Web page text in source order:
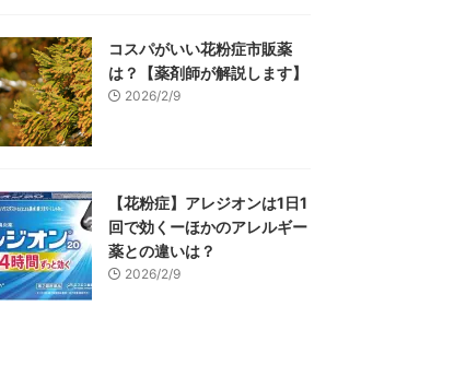
コスパがいい花粉症市販薬
は？【薬剤師が解説します】
2026/2/9
【花粉症】アレジオンは1日1
回で効くーほかのアレルギー
薬との違いは？
2026/2/9